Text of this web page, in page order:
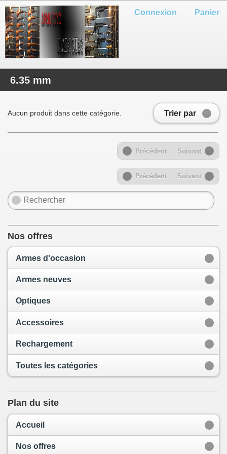
Panier
Connexion
6.35 mm
Trier par
Aucun produit dans cette catégorie.
Précédent Suivant
Précédent Suivant
Nos offres
Armes d'occasion
Armes neuves
Optiques
Accessoires
Rechargement
Toutes les catégories
Plan du site
Accueil
Nos offres